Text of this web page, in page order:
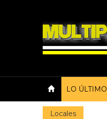
LO ÚLTIMO
Locales